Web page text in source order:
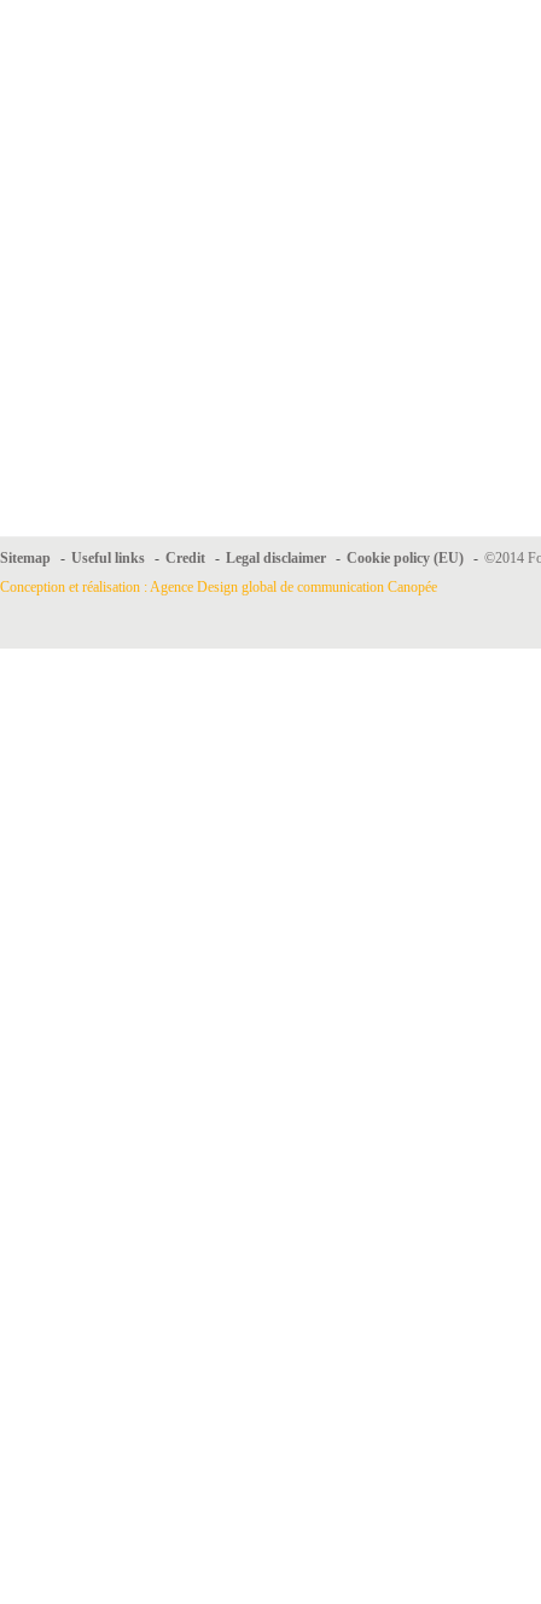
Sitemap - Useful links - Credit - Legal disclaimer - Cookie policy (EU) - ©2014
Conception et réalisation : Agence Design global de communication Canopée